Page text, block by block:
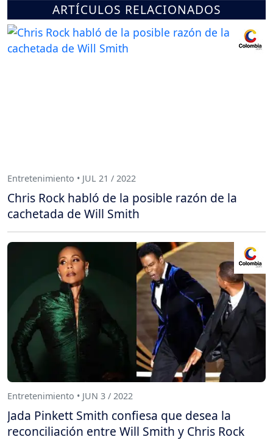
ARTÍCULOS RELACIONADOS
Entretenimiento • JUL 21 / 2022
Chris Rock habló de la posible razón de la
cachetada de Will Smith
Entretenimiento • JUN 3 / 2022
Jada Pinkett Smith confiesa que desea la
reconciliación entre Will Smith y Chris Rock